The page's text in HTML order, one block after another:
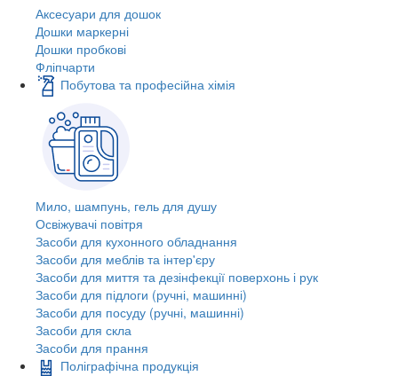
Аксесуари для дошок
Дошки маркерні
Дошки пробкові
Фліпчарти
Побутова та професійна хімія
Мило, шампунь, гель для душу
Освіжувачі повітря
Засоби для кухонного обладнання
Засоби для меблів та інтер'єру
Засоби для миття та дезінфекції поверхонь і рук
Засоби для підлоги (ручні, машинні)
Засоби для посуду (ручні, машинні)
Засоби для скла
Засоби для прання
Поліграфічна продукція